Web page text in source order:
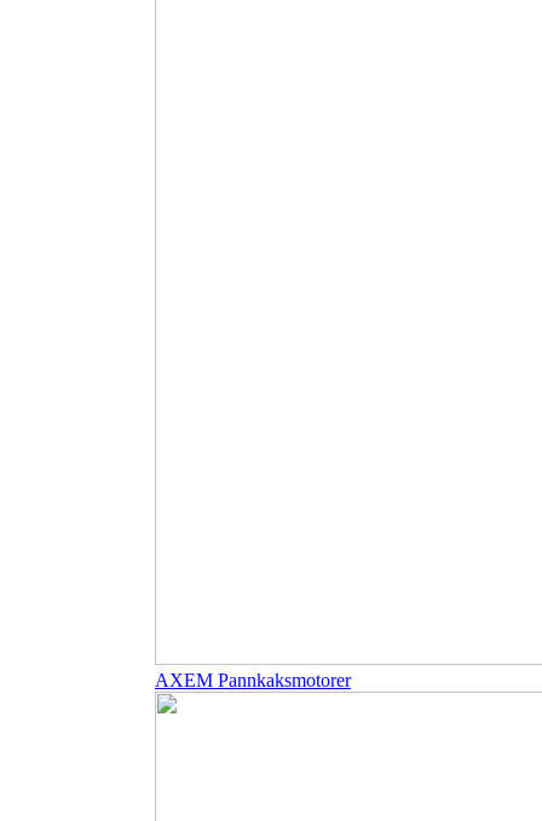
AXEM Pannkaksmotorer